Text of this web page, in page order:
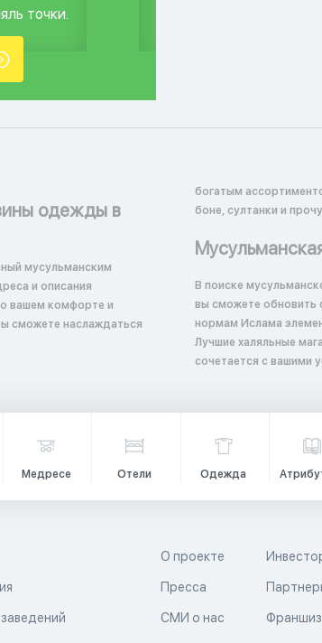
точки.
одежды в
мусульманским
вашем комфорте и
сможете наслаждаться
богатым
боне, султанки и
В поиске
вы сможете обновить
нормам Ислама
Лучшие халяльные
сочетается с вашими
Медресе Отели Одежда
О проекте
Пресса
СМИ о нас